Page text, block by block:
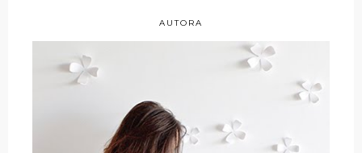
AUTORA